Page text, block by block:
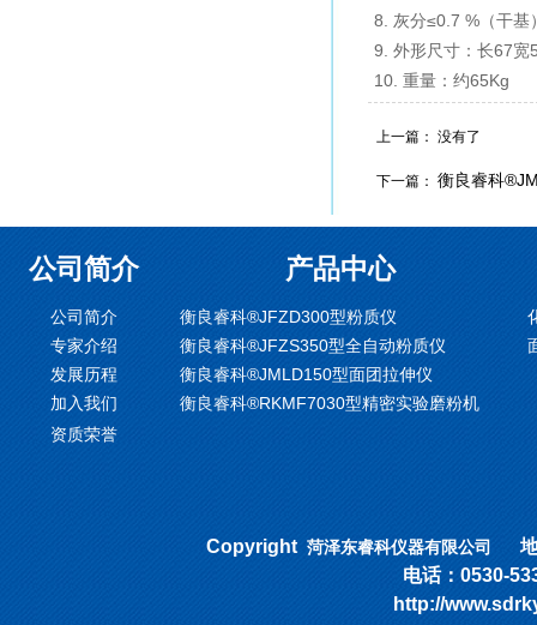
8. 灰分≤0.7 %（干基
9. 外形尺寸：长67宽
10. 重量：约65Kg
上一篇： 没有了
下一篇： 衡良睿科
公司简介
公司简介
专家介绍
发展历程
加入我们
资质荣誉
产品中心
衡良睿科®JFZD300型粉质仪
衡良睿科®JFZS350型全自动粉质仪
衡良睿科®JMLD150型面团拉伸仪
衡良睿科®RKMF7030型精密实验磨粉机
Copyright 菏泽东睿科仪器有限公司
地
电话：0530-
http://